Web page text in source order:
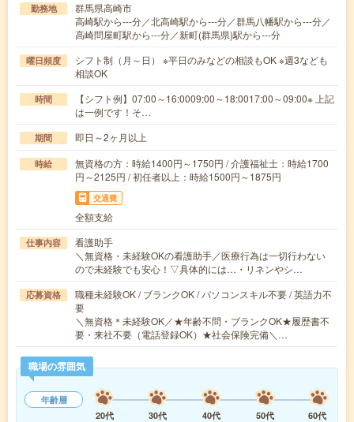
勤務地
群馬県高崎市
高崎駅から---分／北高崎駅から---分／群馬八幡駅から---分／
高崎問屋町駅から---分／新町(群馬県)駅から---分
曜日頻度
シフト制（月～日） ※平日のみなどの相談もOK ※週3なども
相談OK
時間
【シフト例】07:00～16:0009:00～18:0017:00～09:00※ 上記
は一例です！そ…
期間 即日～2ヶ月以上
時給
無資格の方：時給1400円～1750円 / 介護福祉士：時給1700
円～2125円 / 初任者以上：時給1500円～1875円
交通費
全額支給
仕事内容
看護助手
＼無資格・未経験OKの看護助手／医療行為は一切行わない
ので未経験でも安心！▽具体的には…・リネンやシ…
応募資格
職種未経験OK / ブランクOK / パソコンスキル不要 / 英語力不
要
＼無資格＊未経験OK／★年齢不問・ブランクOK★履歴書不
要・来社不要（電話登録OK）★社会保険完備＼…
職場の雰囲気
年齢層
20代
30代 40代 50代
60代